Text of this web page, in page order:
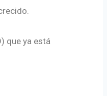
que ya está